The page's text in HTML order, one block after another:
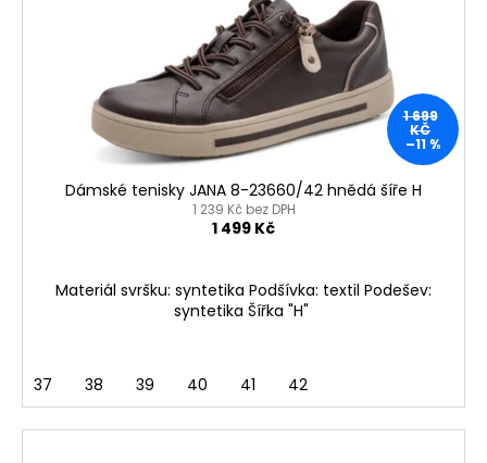
1 699
KČ
–11 %
Dámské tenisky JANA 8-23660/42 hnědá šíře H
1 239 Kč bez DPH
1 499 Kč
Materiál svršku: syntetika Podšívka: textil Podešev:
syntetika Šířka "H"
37 38 39 40 41 42